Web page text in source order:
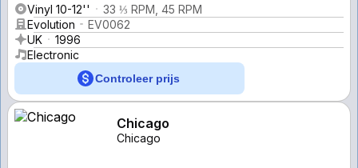
Vinyl 10-12''
33 ⅓ RPM, 45 RPM
Evolution
EV0062
UK
1996
Electronic
Controleer prijs
Chicago
Chicago